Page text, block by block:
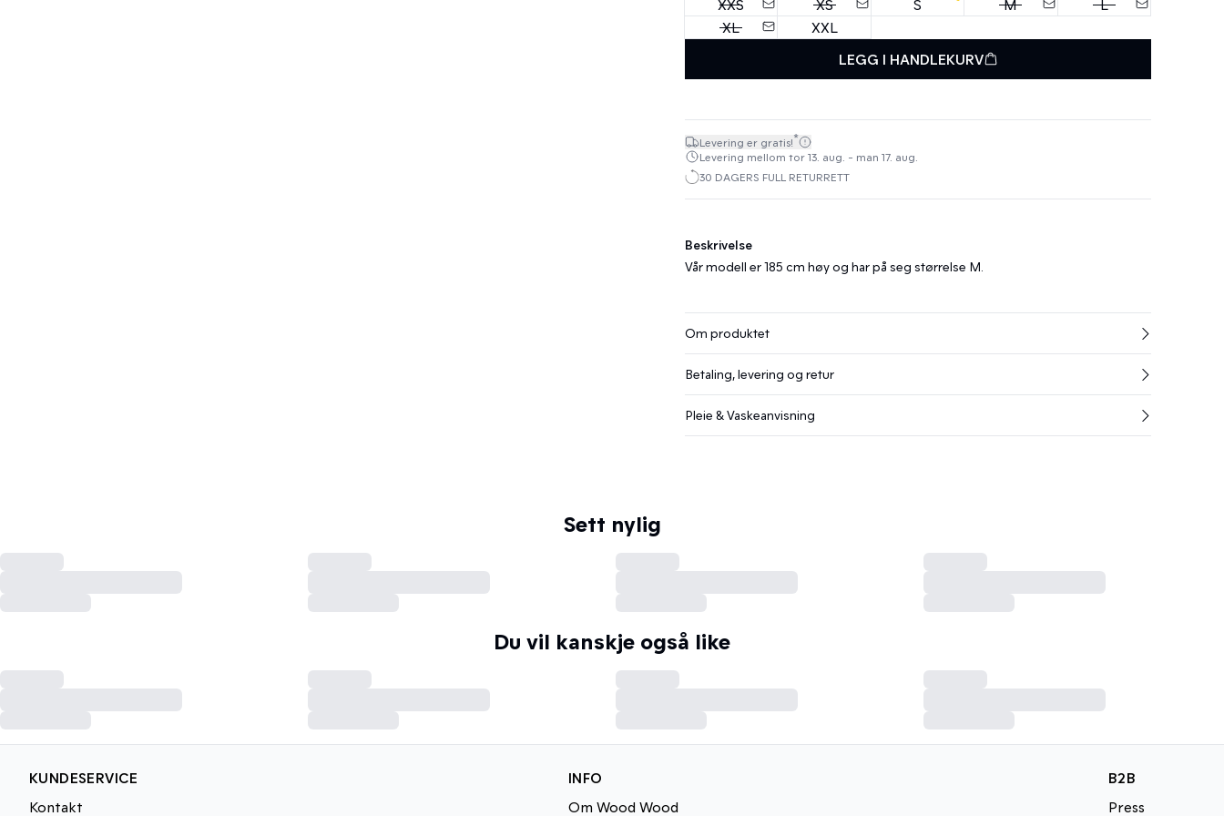
XXS XS S M
L
XL
XXL
LEGG I HANDLEKURV
Levering er gratis!*
Levering mellom tor 13. aug. - man 17. aug.
30 DAGERS FULL RETURRETT
Beskrivelse
Vår modell er 185 cm høy og har på seg størrelse M.
Om produktet
Betaling, levering og retur
Pleie & Vaskeanvisning
Sett nylig
Du vil kanskje også like
KUNDESERVICE
Kontakt
INFO
Om Wood Wood
B2B
Press